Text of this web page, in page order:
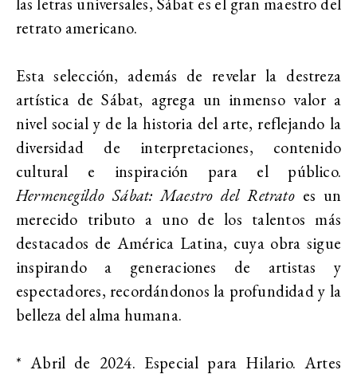
retrato americano.
Esta selección, además de revelar la destreza
artística de Sábat, agrega un inmenso valor a
nivel social y de la historia del arte, reflejando la
diversidad de interpretaciones, contenido
cultural e inspiración para el público.
Hermenegildo Sábat: Maestro del Retrato es un
merecido tributo a uno de los talentos más
destacados de América Latina, cuya obra sigue
inspirando a generaciones de artistas y
espectadores, recordándonos la profundidad y la
belleza del alma humana.
* Abril de 2024. Especial para Hilario. Artes